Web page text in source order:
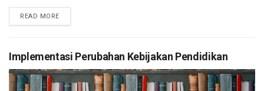
READ MORE
Implementasi Perubahan Kebijakan Pendidikan